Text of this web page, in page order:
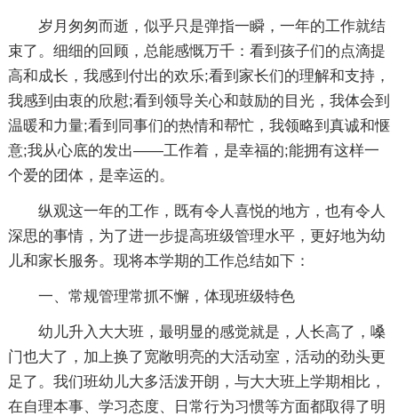
岁月匆匆而逝，似乎只是弹指一瞬，一年的工作就结
束了。细细的回顾，总能感慨万千：看到孩子们的点滴提
高和成长，我感到付出的欢乐;看到家长们的理解和支持，
我感到由衷的欣慰;看到领导关心和鼓励的目光，我体会到
温暖和力量;看到同事们的热情和帮忙，我领略到真诚和惬
意;我从心底的发出——工作着，是幸福的;能拥有这样一
个爱的团体，是幸运的。
纵观这一年的工作，既有令人喜悦的地方，也有令人
深思的事情，为了进一步提高班级管理水平，更好地为幼
儿和家长服务。现将本学期的工作总结如下：
一、常规管理常抓不懈，体现班级特色
幼儿升入大大班，最明显的感觉就是，人长高了，嗓
门也大了，加上换了宽敞明亮的大活动室，活动的劲头更
足了。我们班幼儿大多活泼开朗，与大大班上学期相比，
在自理本事、学习态度、日常行为习惯等方面都取得了明